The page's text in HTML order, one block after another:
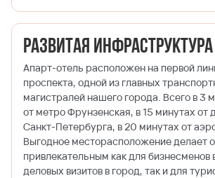
Развитая инфраструктура
Апарт-отель расположен на первой
проспекта, одной из главных
магистралей нашего города. Всего в 3
от метро Фрунзенская, в 15 минутах от
Санкт-Петербурга, в 20 минутах от
Выгодное месторасположение делает
привлекательным как для бизнесменов
деловых визитов в город, так и для